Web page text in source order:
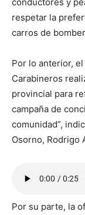
respetar la
carros de
Por lo anterior,
Carabineros
provincial para
campaña de
comunidad”,
Osorno, Rodrigo
Por su parte, la